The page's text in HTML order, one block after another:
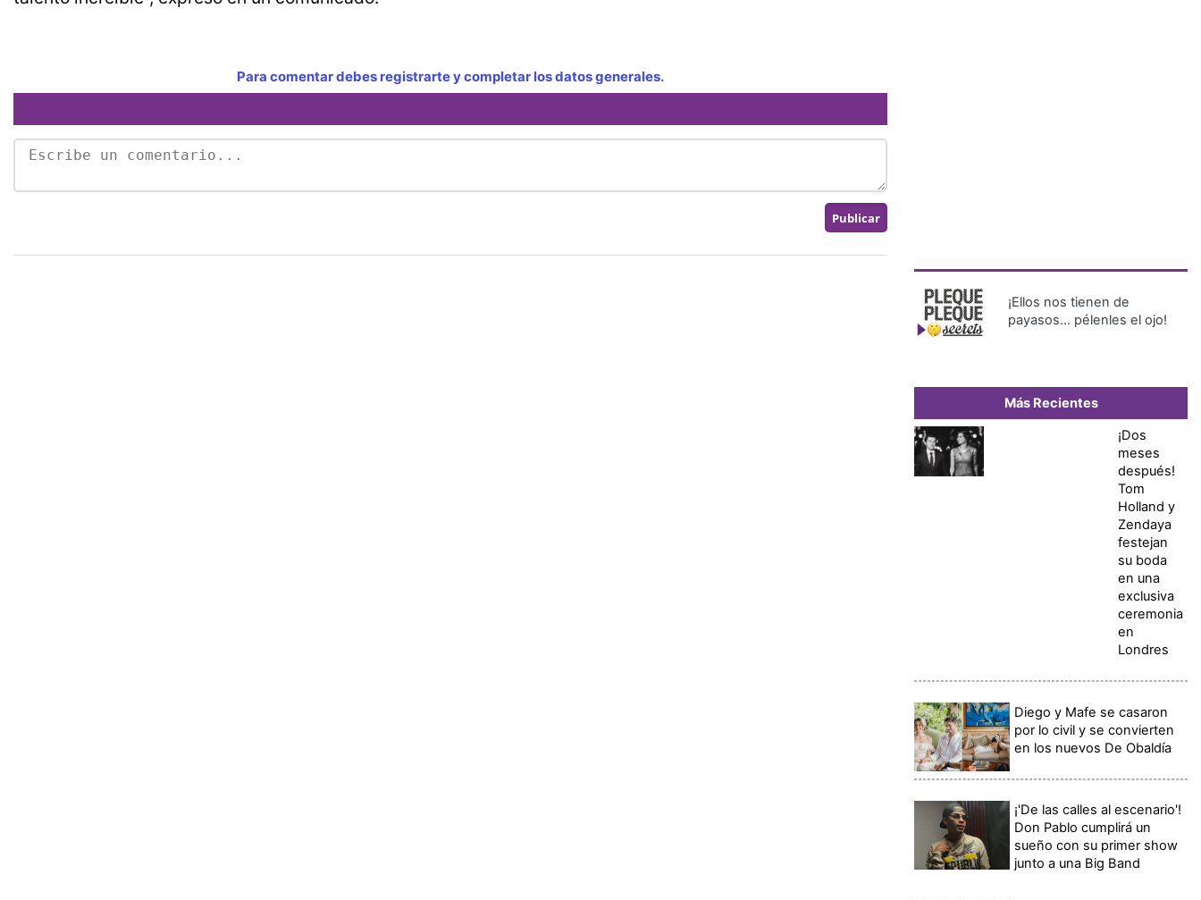
Para comentar debes registrarte y completar los datos generales.
¡Ellos nos tienen de
payasos… pélenles el ojo!
Más Recientes
¡Dos
meses
después!
Tom
Holland y
Zendaya
festejan
su boda
en una
exclusiva
ceremonia
en
Londres
Diego y Mafe se casaron
por lo civil y se convierten
en los nuevos De Obaldía
¡'De las calles al escenario'!
Don Pablo cumplirá un
sueño con su primer show
junto a una Big Band